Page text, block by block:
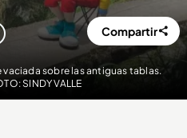
sobre las antiguas tablas.
SINDY VALLE
Compartir